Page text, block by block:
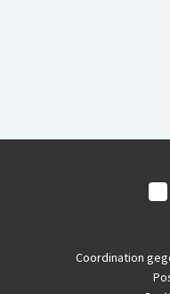
Coordination